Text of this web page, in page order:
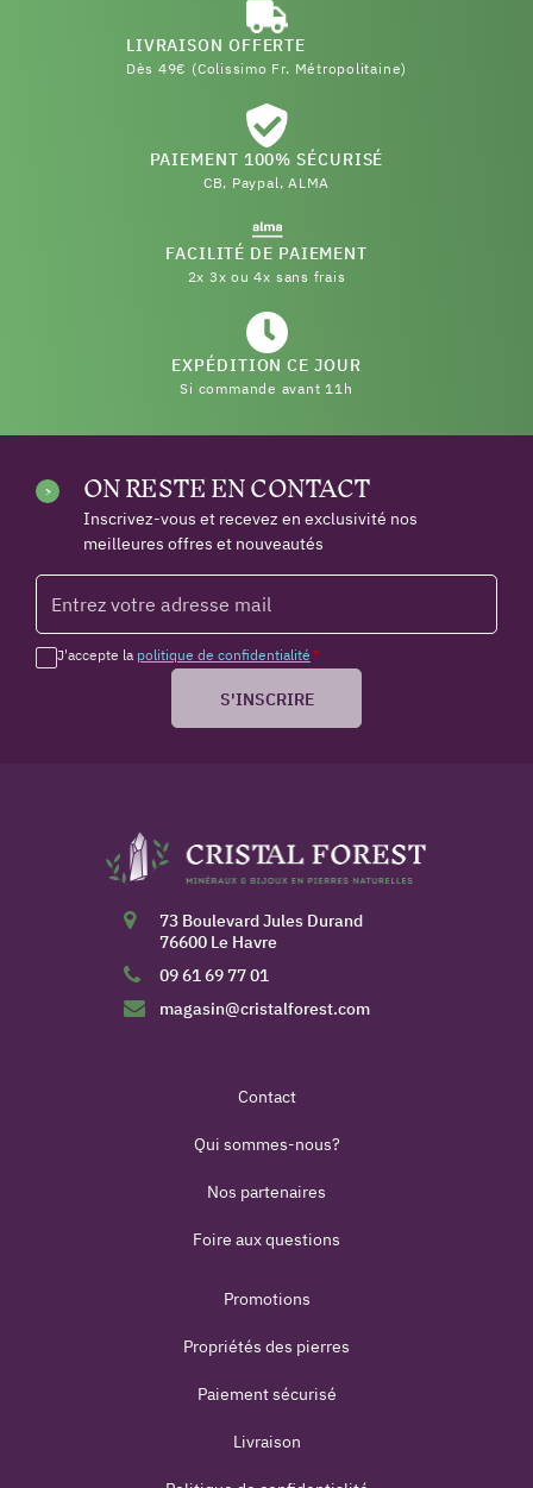
LIVRAISON OFFERTE
Dès 49€ (Colissimo Fr. Métropolitaine)
PAIEMENT 100% SÉCURISÉ
CB, Paypal, ALMA
FACILITÉ DE PAIEMENT
2x 3x ou 4x sans frais
EXPÉDITION CE JOUR
Si commande avant 11h
ON RESTE EN CONTACT
Inscrivez-vous et recevez en exclusivité nos
meilleures offres et nouveautés
J'accepte la politique de confidentialité *
S'INSCRIRE
73 Boulevard Jules Durand
76600 Le Havre
09 61 69 77 01
magasin@cristalforest.com
Contact
Qui sommes-nous?
Nos partenaires
Foire aux questions
Promotions
Propriétés des pierres
Paiement sécurisé
Livraison